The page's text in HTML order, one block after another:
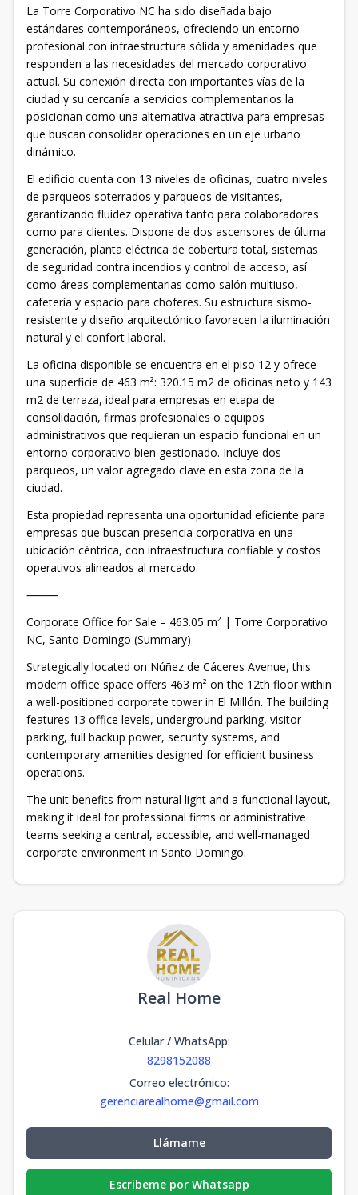
La Torre Corporativo NC ha sido diseñada bajo
estándares contemporáneos, ofreciendo un entorno
profesional con infraestructura sólida y amenidades que
responden a las necesidades del mercado corporativo
actual. Su conexión directa con importantes vías de la
ciudad y su cercanía a servicios complementarios la
posicionan como una alternativa atractiva para empresas
que buscan consolidar operaciones en un eje urbano
dinámico.
El edificio cuenta con 13 niveles de oficinas, cuatro niveles
de parqueos soterrados y parqueos de visitantes,
garantizando fluidez operativa tanto para colaboradores
como para clientes. Dispone de dos ascensores de última
generación, planta eléctrica de cobertura total, sistemas
de seguridad contra incendios y control de acceso, así
como áreas complementarias como salón multiuso,
cafetería y espacio para choferes. Su estructura sismo-
resistente y diseño arquitectónico favorecen la iluminación
natural y el confort laboral.
La oficina disponible se encuentra en el piso 12 y ofrece
una superficie de 463 m²: 320.15 m2 de oficinas neto y 143
m2 de terraza, ideal para empresas en etapa de
consolidación, firmas profesionales o equipos
administrativos que requieran un espacio funcional en un
entorno corporativo bien gestionado. Incluye dos
parqueos, un valor agregado clave en esta zona de la
ciudad.
Esta propiedad representa una oportunidad eficiente para
empresas que buscan presencia corporativa en una
ubicación céntrica, con infraestructura confiable y costos
operativos alineados al mercado.
⸻
Corporate Office for Sale – 463.05 m² | Torre Corporativo
NC, Santo Domingo (Summary)
Strategically located on Núñez de Cáceres Avenue, this
modern office space offers 463 m² on the 12th floor within
a well-positioned corporate tower in El Millón. The building
features 13 office levels, underground parking, visitor
parking, full backup power, security systems, and
contemporary amenities designed for efficient business
operations.
The unit benefits from natural light and a functional layout,
making it ideal for professional firms or administrative
teams seeking a central, accessible, and well-managed
corporate environment in Santo Domingo.
Real Home
Celular / WhatsApp:
8298152088
Correo electrónico:
gerenciarealhome@gmail.com
Llámame
Escribeme por Whatsapp